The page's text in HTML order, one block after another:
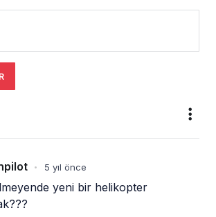
• 5 yıl önce
yeni bir helikopter